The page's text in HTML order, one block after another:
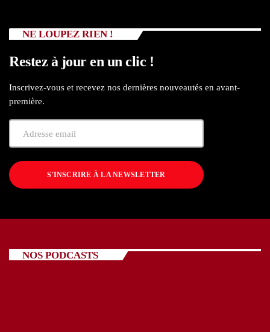
NE LOUPEZ RIEN !
Restez à jour en un clic !
Inscrivez-vous et recevez nos dernières nouveautés en avant-
première.
S'INSCRIRE À LA NEWSLETTER
NOS PODCASTS